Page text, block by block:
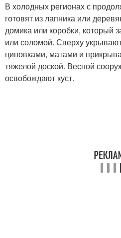
В холодных регионах с
готовят из лапника или
домика или коробки, который
или соломой. Сверху
циновками, матами и
тяжелой доской. Весной
освобождают куст.